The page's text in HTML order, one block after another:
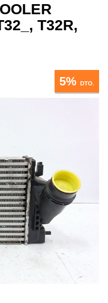
T32R,
5% DTO.